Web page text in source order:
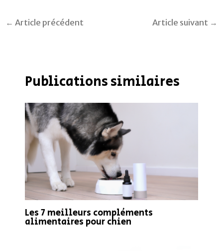
← Article précédent Article suivant →
Publications similaires
Les 7 meilleurs compléments
alimentaires pour chien